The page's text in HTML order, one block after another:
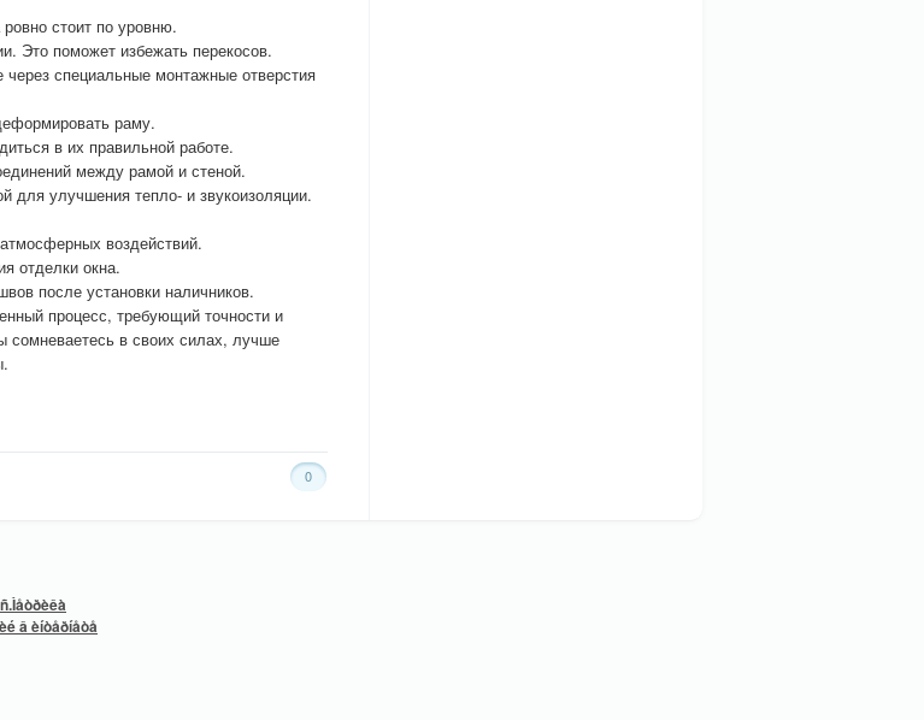
стоит по уровню.
Это поможет избежать перекосов.
специальные монтажные отверстия
раму.
в их правильной работе.
между рамой и стеной.
для улучшения тепло- и звукоизоляции.
воздействий.
отделки окна.
после установки наличников.
процесс, требующий точности и
сомневаетесь в своих силах, лучше
0